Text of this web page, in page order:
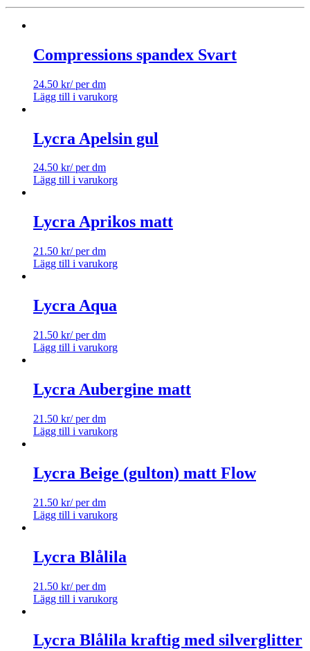
Compressions spandex Svart
24.50 kr/ per dm
Lägg till i varukorg
Lycra Apelsin gul
24.50 kr/ per dm
Lägg till i varukorg
Lycra Aprikos matt
21.50 kr/ per dm
Lägg till i varukorg
Lycra Aqua
21.50 kr/ per dm
Lägg till i varukorg
Lycra Aubergine matt
21.50 kr/ per dm
Lägg till i varukorg
Lycra Beige (gulton) matt Flow
21.50 kr/ per dm
Lägg till i varukorg
Lycra Blålila
21.50 kr/ per dm
Lägg till i varukorg
Lycra Blålila kraftig med silverglitter